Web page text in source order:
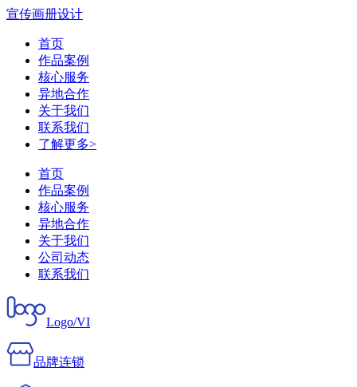
宣传画册设计
首页
作品案例
核心服务
异地合作
关于我们
联系我们
了解更多>
首页
作品案例
核心服务
异地合作
关于我们
公司动态
联系我们
Logo/VI
品牌连锁